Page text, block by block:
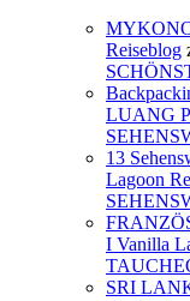
Reiseblog
LUANG
13
Lagoon
I Vanilla
SRI